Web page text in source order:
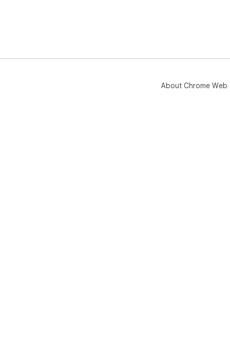
About Chrome Web